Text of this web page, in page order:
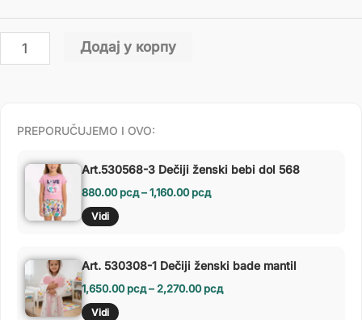
Додај у корпу
PREPORUČUJEMO I OVO:
Art.530568-3 Dečiji ženski bebi dol 568
880.00рсд–1,160.00рсд
Vidi
Art. 530308-1 Dečiji ženski bade mantil
1,650.00рсд– 2,270.00рсд
Vidi